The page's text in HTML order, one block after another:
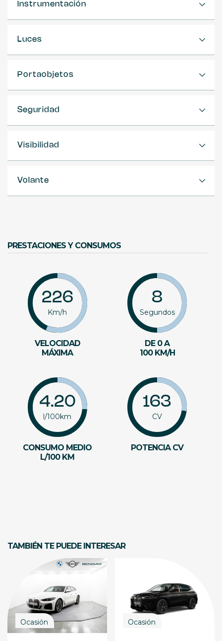
Instrumentación
Luces
Portaobjetos
Seguridad
Visibilidad
Volante
PRESTACIONES Y CONSUMOS
226
Km/h
VELOCIDAD
MÁXIMA
8
Segundos
DE 0 A
100 KM/H
4.20
l/100km
CONSUMO MEDIO
L/100 KM
163
CV
POTENCIA CV
TAMBIÉN TE PUEDE INTERESAR
Ocasión Ocasión